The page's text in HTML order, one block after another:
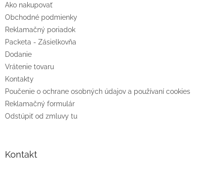
e
Ako nakupovať
Obchodné podmienky
Reklamačný poriadok
Packeta - Zásielkovňa
Dodanie
Vrátenie tovaru
Kontakty
Poučenie o ochrane osobných údajov a používaní cookies
Reklamačný formulár
Odstúpiť od zmluvy tu
Kontakt